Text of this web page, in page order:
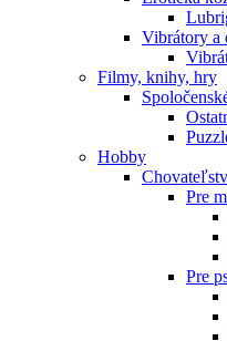
Vibrátory a
Filmy, knihy, hry
Hobby
Pre
Pre